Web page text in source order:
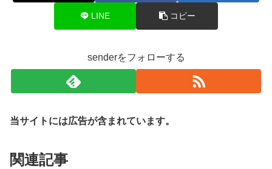
LINE コピー
senderをフォローする
当サイトには広告が含まれています。
関連記事